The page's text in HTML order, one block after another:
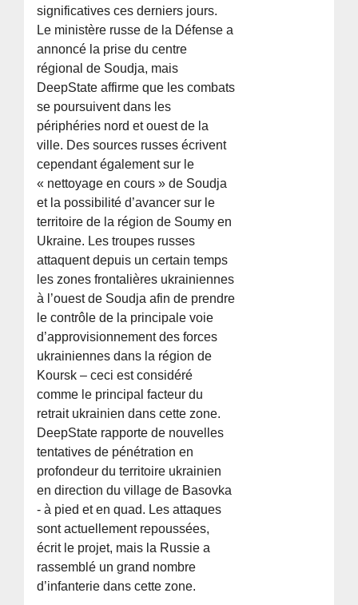
significatives ces derniers jours.
Le ministère russe de la Défense a
annoncé la prise du centre
régional de Soudja, mais
DeepState affirme que les combats
se poursuivent dans les
périphéries nord et ouest de la
ville. Des sources russes écrivent
cependant également sur le
« nettoyage en cours » de Soudja
et la possibilité d’avancer sur le
territoire de la région de Soumy en
Ukraine. Les troupes russes
attaquent depuis un certain temps
les zones frontalières ukrainiennes
à l’ouest de Soudja afin de prendre
le contrôle de la principale voie
d’approvisionnement des forces
ukrainiennes dans la région de
Koursk – ceci est considéré
comme le principal facteur du
retrait ukrainien dans cette zone.
DeepState rapporte de nouvelles
tentatives de pénétration en
profondeur du territoire ukrainien
en direction du village de Basovka
- à pied et en quad. Les attaques
sont actuellement repoussées,
écrit le projet, mais la Russie a
rassemblé un grand nombre
d’infanterie dans cette zone.